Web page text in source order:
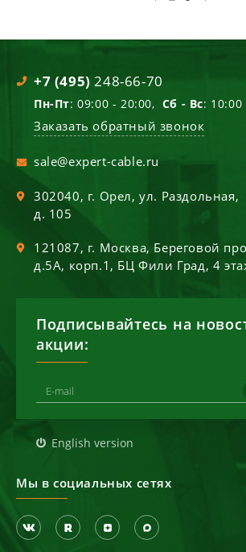
+7 (495) 248-66-70
Пн-Пт: 09:00 - 20:00, Сб - Вс: 10:00
Заказать обратный звонок
sale@expert-cable.ru
302040, г. Орел,ул. Раздольная,
д. 105
121087, г. Москва, Береговой
д.5А, корп.1, БЦ Фили Град, 4
Подписывайтесь на
акции:
English version
Мы в социальных сетях